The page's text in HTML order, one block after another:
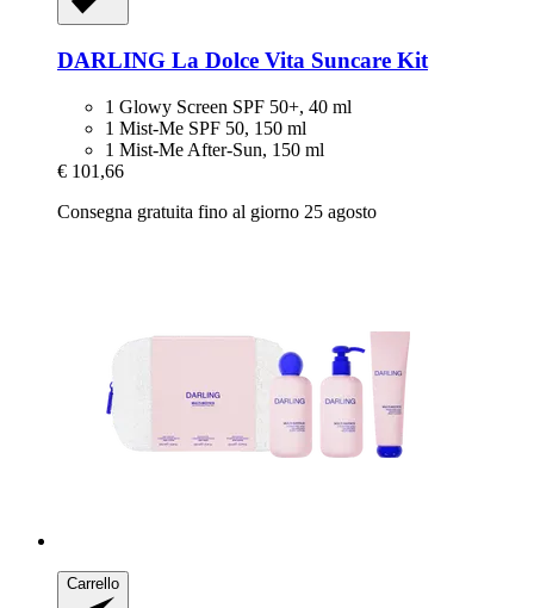
DARLING La Dolce Vita Suncare Kit
1 Glowy Screen SPF 50+, 40 ml
1 Mist-Me SPF 50, 150 ml
1 Mist-Me After-Sun, 150 ml
€ 101,66
Consegna gratuita fino al giorno 25 agosto
Carrello